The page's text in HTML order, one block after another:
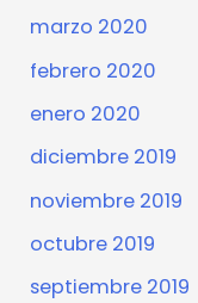
marzo 2020
febrero 2020
enero 2020
diciembre 2019
noviembre 2019
octubre 2019
septiembre 2019